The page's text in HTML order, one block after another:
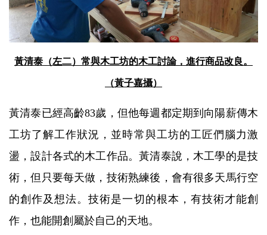
黃清泰（左二）常與木工坊的木工討論，進行商品改良。
（黃子嘉攝）
黃清泰已經高齡83歲，但他每週都定期到向陽薪傳木
工坊了解工作狀況，並時常與工坊的工匠們腦力激
盪，設計各式的木工作品。黃清泰說，木工學的是技
術，但只要每天做，技術熟練後，會有很多天馬行空
的創作及想法。技術是一切的根本，有技術才能創
作，也能開創屬於自己的天地。